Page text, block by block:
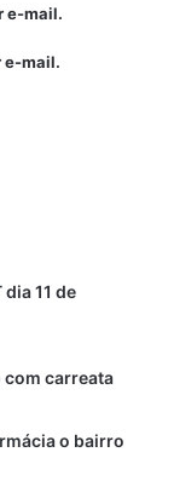
e-mail.
e-mail.
11 de
com carreata
o bairro